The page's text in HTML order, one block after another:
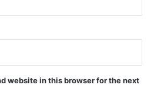
website in this browser for the next